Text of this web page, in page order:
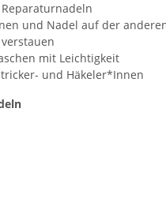
und Nadel auf der
mit Leichtigkeit
und Häkeler*Innen